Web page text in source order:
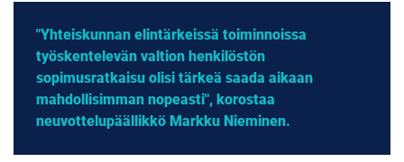
"Yhteiskunnan elintärkeissä toiminnoissa
työskentelevän valtion henkilöstön
sopimusratkaisu olisi tärkeä saada aikaan
mahdollisimman nopeasti", korostaa
neuvottelupäällikkö Markku Nieminen.